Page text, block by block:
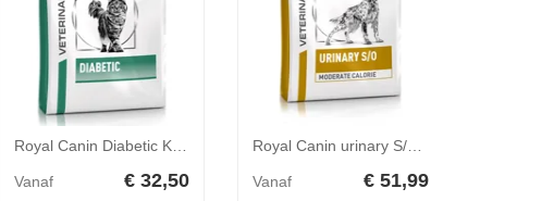
Royal Canin Diabetic Kat 1,5 kg
Vanaf € 32,50 Vanaf € 51,99